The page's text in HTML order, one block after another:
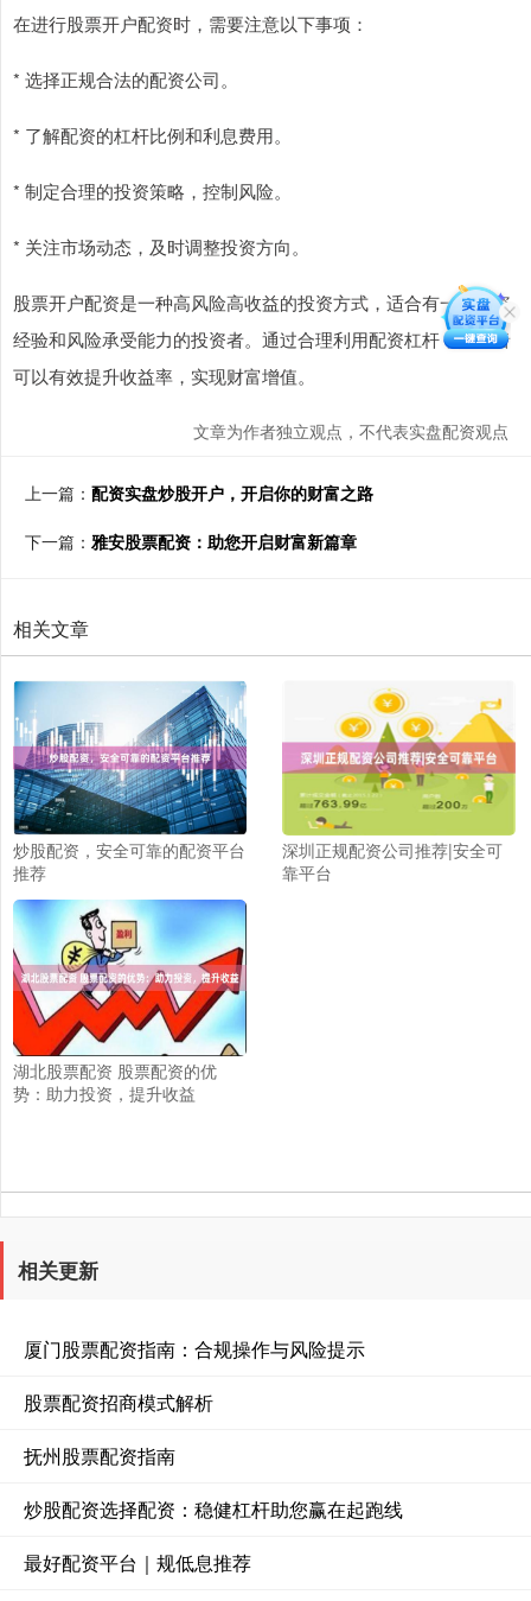
在进行股票开户配资时，需要注意以下事项：
* 选择正规合法的配资公司。
* 了解配资的杠杆比例和利息费用。
* 制定合理的投资策略，控制风险。
* 关注市场动态，及时调整投资方向。
股票开户配资是一种高风险高收益的投资方式，适合有一定投资
经验和风险承受能力的投资者。通过合理利用配资杠杆，投资者
可以有效提升收益率，实现财富增值。
文章为作者独立观点，不代表实盘配资观点
上一篇： 配资实盘炒股开户，开启你的财富之路
下一篇： 雅安股票配资：助您开启财富新篇章
相关文章
炒股配资，安全可靠的配资平台
推荐
深圳正规配资公司推荐|安全可
靠平台
湖北股票配资 股票配资的优
势：助力投资，提升收益
相关更新
厦门股票配资指南：合规操作与风险提示
股票配资招商模式解析
抚州股票配资指南
炒股配资选择配资：稳健杠杆助您赢在起跑线
最好配资平台｜规低息推荐